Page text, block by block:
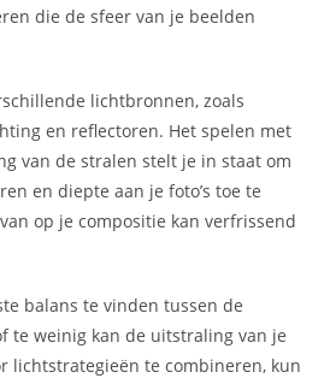
die de sfeer van je beelden
lichtbronnen, zoals
en reflectoren. Het spelen met
van de stralen stelt je in staat om
en diepte aan je foto’s toe te
op je compositie kan verfrissend
balans te vinden tussen de
te weinig kan de uitstraling van je
lichtstrategieën te combineren, kun